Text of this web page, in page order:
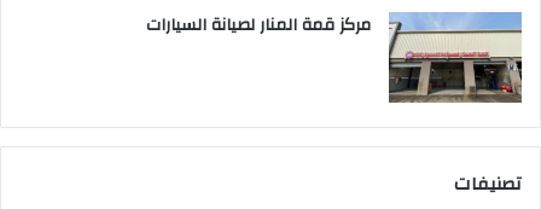
مركز قمة المنار لصيانة السيارات
تصنيفات